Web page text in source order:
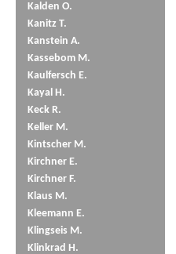
Kalden O.
Kanitz T.
Kanstein A.
Kassebom M.
Kaulfersch E.
Kayal H.
Keck R.
Keller M.
Kintscher M.
Kirchner E.
Kirchner F.
Klaus M.
Kleemann E.
Klingseis M.
Klinkrad H.